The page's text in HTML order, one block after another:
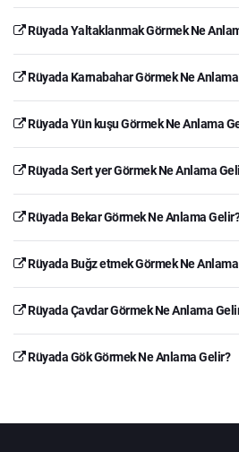
Rüyada Yaltaklanmak Görmek Ne
Rüyada Karnabahar Görmek Ne
Rüyada Yün kuşu Görmek Ne Anlama
Rüyada Sert yer Görmek Ne Anlama
Rüyada Bekar Görmek Ne Anlama Gelir?
Rüyada Buğz etmek Görmek Ne
Rüyada Çavdar Görmek Ne Anlama
Rüyada Gök Görmek Ne Anlama Gelir?